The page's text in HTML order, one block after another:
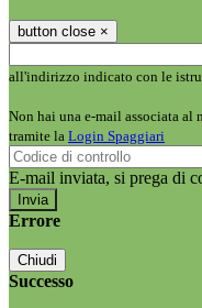
button close ×
all'indirizzo indicato con le
Non hai una e-mail associata al
tramite la Login Spaggiari
E-mail inviata, si prega di
Errore
Chiudi
Successo